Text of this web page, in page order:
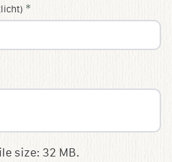
*
size: 32 MB.